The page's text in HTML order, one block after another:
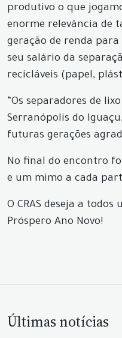
produtivo o que
enorme relevância de
geração de renda
seu salário da
recicláveis (papel,
“Os separadores de
Serranópolis do
futuras gerações
No final do encontro
e um mimo a cada
O CRAS deseja a
Próspero Ano Novo!
Últimas notícias